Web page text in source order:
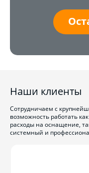
Наши клиенты
Сотрудничаем с
возможность работать
расходы на оснащение,
системный и